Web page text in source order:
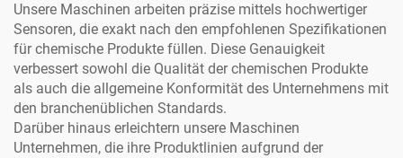
Unsere Maschinen arbeiten präzise mittels hochwertiger
Sensoren, die exakt nach den empfohlenen Spezifikationen
für chemische Produkte füllen. Diese Genauigkeit
verbessert sowohl die Qualität der chemischen Produkte
als auch die allgemeine Konformität des Unternehmens mit
den branchenüblichen Standards.
Darüber hinaus erleichtern unsere Maschinen
Unternehmen, die ihre Produktlinien aufgrund der